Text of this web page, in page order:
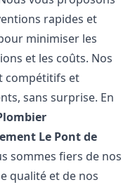
rapides et
minimiser les
et les coûts. Nos
compétitifs et
sans surprise. En
Le Pont de
sommes fiers de nos
qualité et de nos